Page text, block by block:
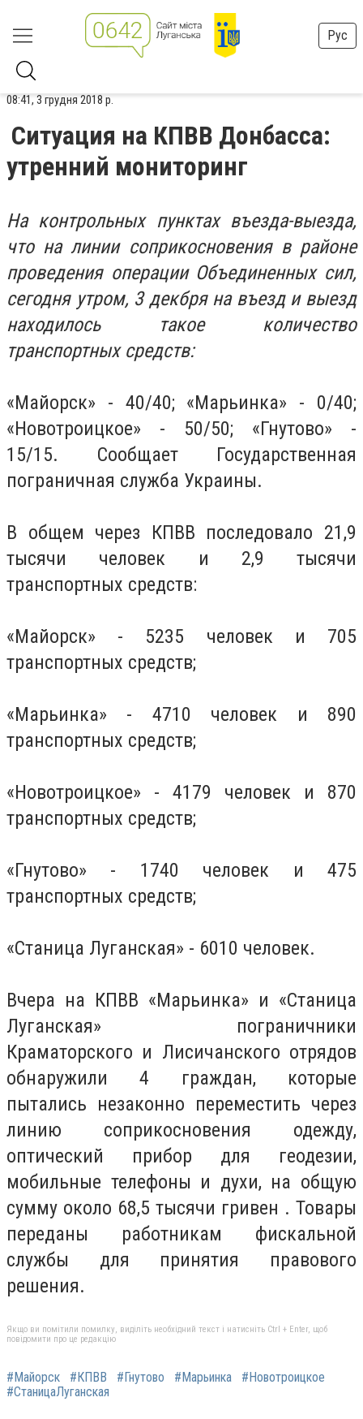
Рус
08:41, 3 грудня 2018 р.
Ситуация на КПВВ Донбасса:
утренний мониторинг
На контрольных пунктах въезда-выезда,
что на линии соприкосновения в районе
проведения операции Объединенных сил,
сегодня утром, 3 декбря на въезд и выезд
находилось такое количество
транспортных средств:
«Майорск» - 40/40; «Марьинка» - 0/40;
«Новотроицкое» - 50/50; «Гнутово» -
15/15. Сообщает Государственная
пограничная служба Украины.
В общем через КПВВ последовало 21,9
тысячи человек и 2,9 тысячи
транспортных средств:
«Майорск» - 5235 человек и 705
транспортных средств;
«Марьинка» - 4710 человек и 890
транспортных средств;
«Новотроицкое» - 4179 человек и 870
транспортных средств;
«Гнутово» - 1740 человек и 475
транспортных средств;
«Станица Луганская» - 6010 человек.
Вчера на КПВВ «Марьинка» и «Станица
Луганская» пограничники
Краматорского и Лисичанского отрядов
обнаружили 4 граждан, которые
пытались незаконно переместить через
линию соприкосновения одежду,
оптический прибор для геодезии,
мобильные телефоны и духи, на общую
сумму около 68,5 тысячи гривен . Товары
переданы работникам фискальной
службы для принятия правового
решения.
Якщо ви помітили помилку, виділіть необхідний текст і натисніть Ctrl + Enter, щоб
повідомити про це редакцію
#Майорск #КПВВ #Гнутово #Марьинка
#Новотроицкое
#СтаницаЛуганская